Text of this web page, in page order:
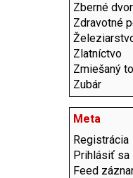
Zberné
Zdravotné
Zlatníctvo
Zmiešaný
Zubár
Meta
Registrácia
Prihlásiť sa
Feed